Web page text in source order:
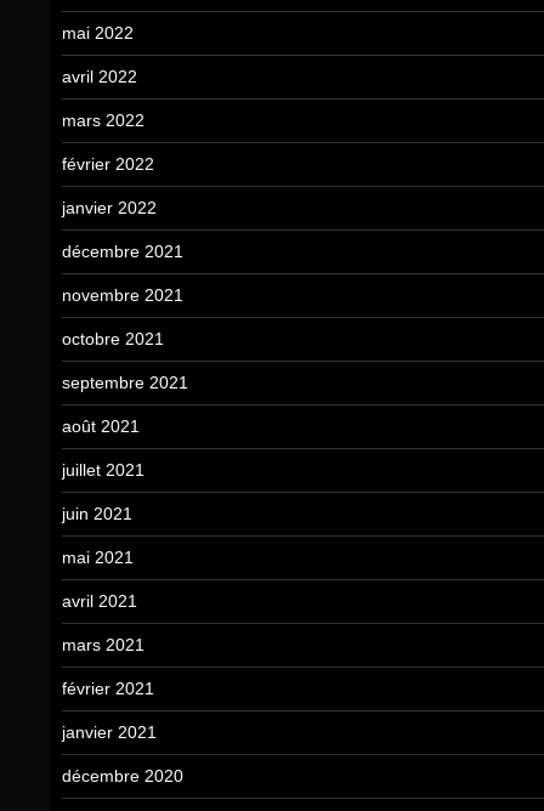
mai 2022
avril 2022
mars 2022
février 2022
janvier 2022
décembre 2021
novembre 2021
octobre 2021
septembre 2021
août 2021
juillet 2021
juin 2021
mai 2021
avril 2021
mars 2021
février 2021
janvier 2021
décembre 2020